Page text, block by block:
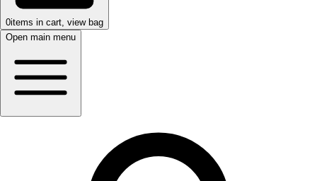
0items in cart, view bag
Open main menu